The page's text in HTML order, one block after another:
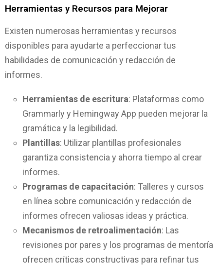
Herramientas y Recursos para Mejorar
Existen numerosas herramientas y recursos
disponibles para ayudarte a perfeccionar tus
habilidades de comunicación y redacción de
informes.
Herramientas de escritura: Plataformas como
Grammarly y Hemingway App pueden mejorar la
gramática y la legibilidad.
Plantillas: Utilizar plantillas profesionales
garantiza consistencia y ahorra tiempo al crear
informes.
Programas de capacitación: Talleres y cursos
en línea sobre comunicación y redacción de
informes ofrecen valiosas ideas y práctica.
Mecanismos de retroalimentación: Las
revisiones por pares y los programas de mentoría
ofrecen críticas constructivas para refinar tus